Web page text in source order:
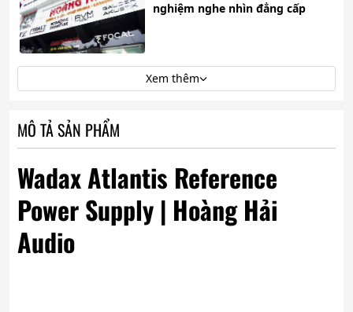
nghiệm nghe nhìn đẳng cấp
Xem thêm
MÔ TẢ SẢN PHẨM
Wadax Atlantis Reference
Power Supply | Hoàng Hải
Audio